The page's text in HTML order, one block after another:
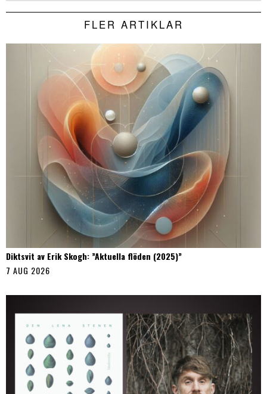
FLER ARTIKLAR
Diktsvit av Erik Skogh: ”Aktuella flöden (2025)”
7 AUG 2026